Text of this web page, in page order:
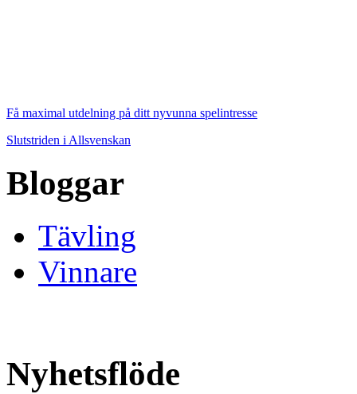
Få maximal utdelning på ditt nyvunna spelintresse
Slutstriden i Allsvenskan
Bloggar
Tävling
Vinnare
Nyhetsflöde